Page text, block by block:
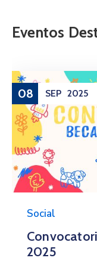
Eventos
08 SEP 2025
Social
2025